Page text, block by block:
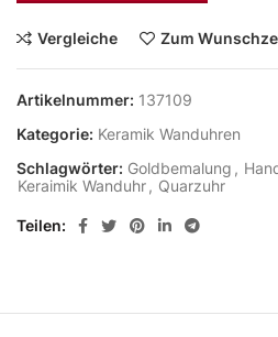
Vergleiche Zum
Artikelnummer: 137109
Kategorie: Keramik Wanduhren
Schlagwörter: Goldbemalung ,
Keraimik Wanduhr, Quarzuhr
Teilen